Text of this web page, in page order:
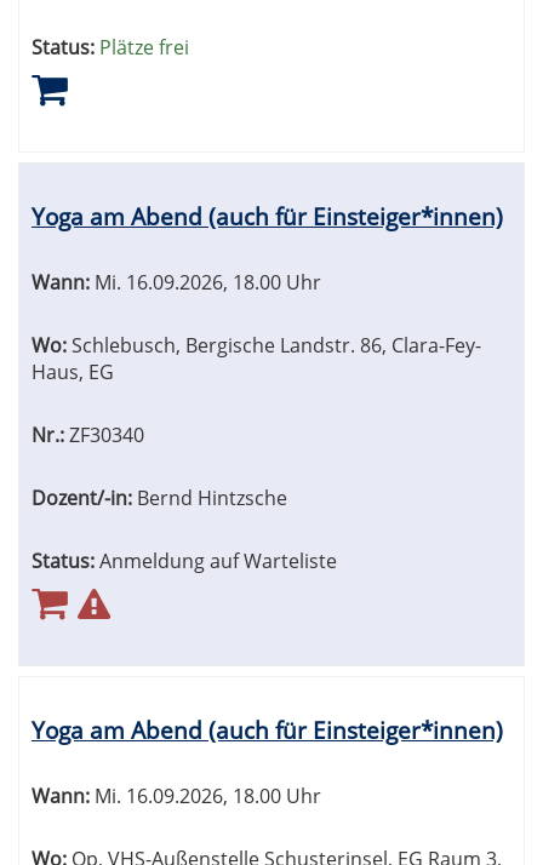
Status: Plätze frei
Yoga am Abend (auch für Einsteiger*innen)
Wann: Mi. 16.09.2026, 18.00 Uhr
Wo:Schlebusch, Bergische Landstr. 86, Clara-Fey-
Haus, EG
Nr.:ZF30340
Dozent/-in: Bernd Hintzsche
Status:Anmeldung auf Warteliste
Yoga am Abend (auch für Einsteiger*innen)
Wann: Mi. 16.09.2026, 18.00 Uhr
Wo: Op, VHS-Außenstelle Schusterinsel, EG Raum 3,